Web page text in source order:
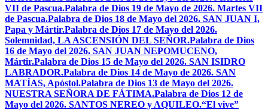
VII de Pascua.Palabra de Dios 19 de Mayo de 2026. Martes VII
de Pascua.Palabra de Dios 18 de Mayo del 2026. SAN JUAN I,
Papa y Mártir.Palabra de Dios 17 de Mayo del 2026.
Solemnidad, LA ASCENSIÓN DEL SEÑOR.Palabra de Dios
16 de Mayo del 2026. SAN JUAN NEPOMUCENO,
Mártir.Palabra de Dios 15 de Mayo del 2026. SAN ISIDRO
LABRADOR.Palabra de Dios 14 de Mayo de 2026. SAN
MATÍAS, Apóstol.Palabra de Dios 13 de Mayo del 2026.
NUESTRA SEÑORA DE FÁTIMA.Palabra de Dios 12 de
Mayo del 2026. SANTOS NEREO y AQUILEO.“El vive”